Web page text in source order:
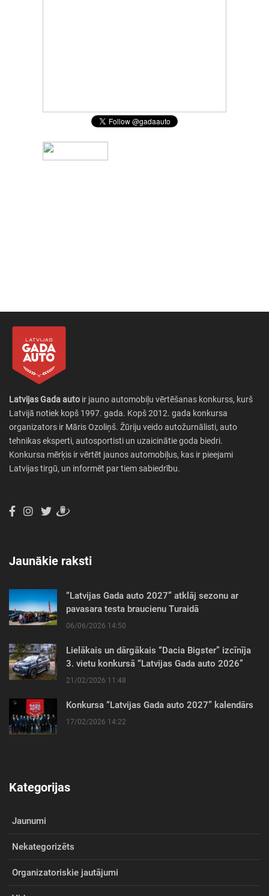
Latvijas Gada auto ir jauno automobiļu vērtēšanas konkurss, kurš
Latvijā notiek kopš 1997. gada. Kopš 2012. gada konkursa
organizators ir Māris Ozoliņš. Žūriju veido autožurnālisti, auto
tehnikas eksperti, autosportisti un uzaicinātie goda biedri.
Konkursa mērķis ir vērtēt jaunos automobiļus, kas ir pieejami
Latvijas tirgū, un informēt par tiem sabiedrību.
Jaunākie raksti
“Latvijas Gada auto 2027” atklāj sezonu ar
pavasara testa braucienu Turaidā
06/06/2026 14:50
Lielākais un dārgākais “Dacia Bigster” izcīnīja
3. vietu konkursā “Latvijas Gada auto 2026”
21/02/2026 11:48
Konkursa “Latvijas Gada auto 2027” kalendārs
17/02/2026 14:22
Kategorijas
Jaunumi
Nekategorizēts
Organizatoriskie jautājumi